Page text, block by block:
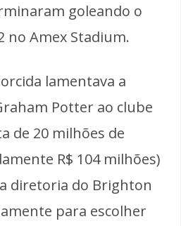
goleando o
no Amex Stadium.
lamentava a
Potter ao clube
de 20 milhões de
R$ 104 milhões)
diretoria do Brighton
para escolher